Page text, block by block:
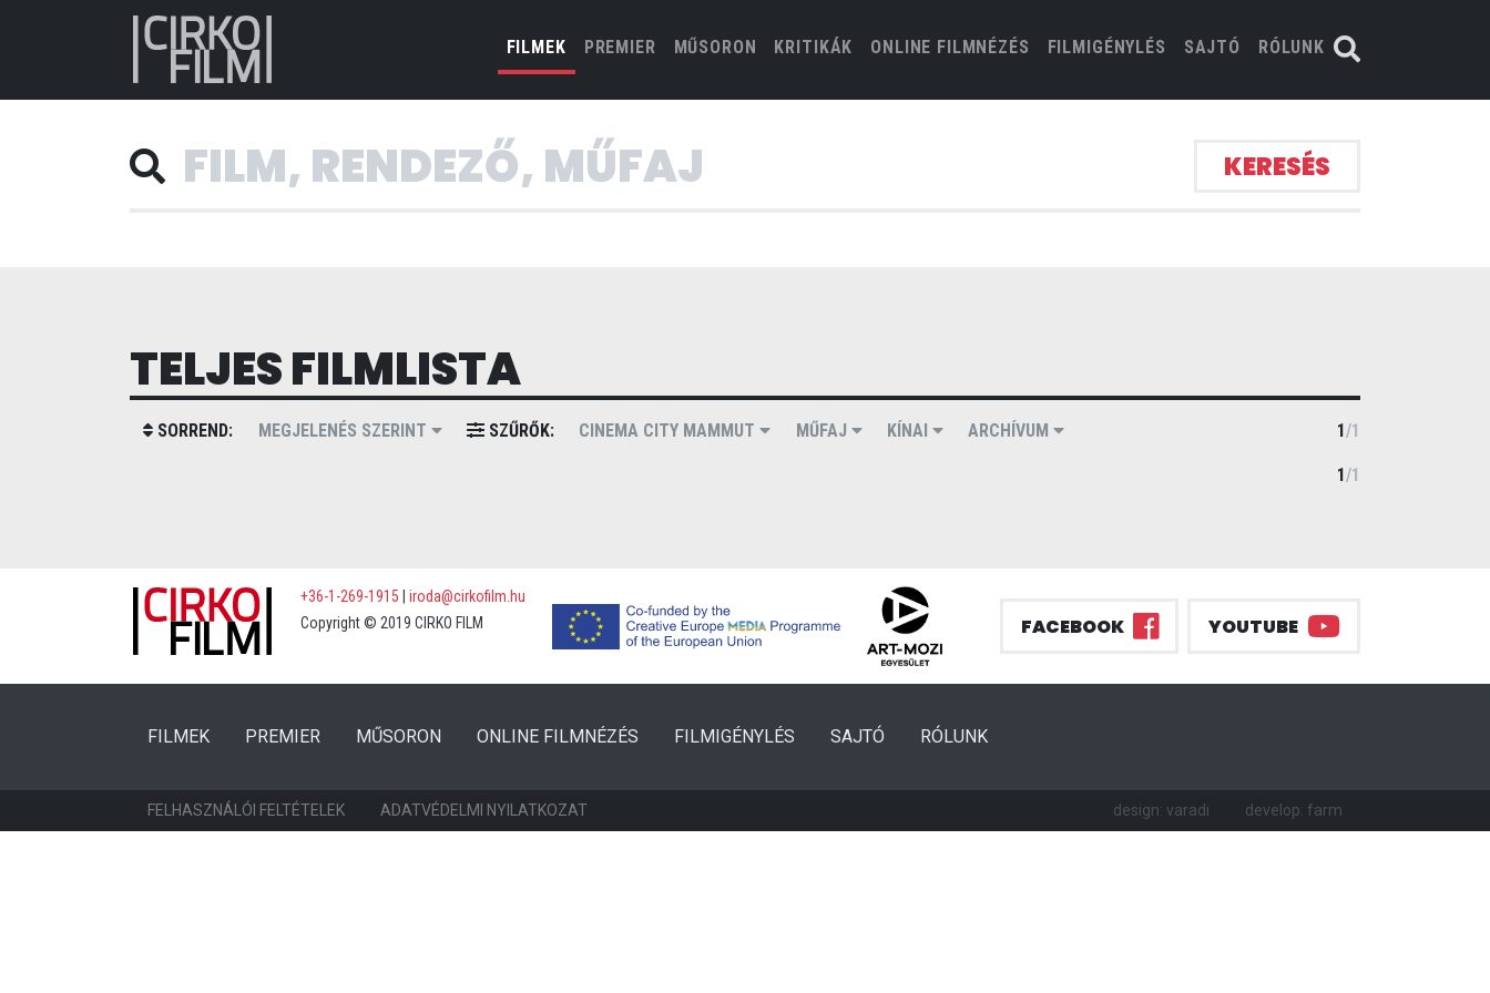
FILMEK(CURRENT)
PREMIER MŰSORON KRITIKÁK ONLINE FILMNÉZÉS FILMIGÉNYLÉS SAJTÓ RÓLUNK
KERESÉS
TELJES FILMLISTA
SORREND: MEGJELENÉS SZERINT SZŰRŐK: CINEMA CITY MAMMUT MŰFAJ KÍNAI ARCHÍVUM 1/1
1/1
+36-1-269-1915
iroda@cirkofilm.hu
Copyright © 2019 CIRKO FILM
FACEBOOK YOUTUBE
FILMEK(CURRENT)
PREMIER (CURRENT)
MŰSORON ONLINE FILMNÉZÉS FILMIGÉNYLÉS SAJTÓ RÓLUNK
FELHASZNÁLÓI FELTÉTELEK ADATVÉDELMI NYILATKOZAT design: varadi develop: farm